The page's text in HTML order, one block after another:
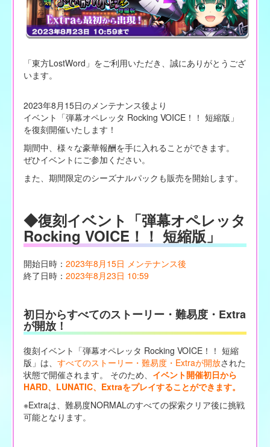
「東方LostWord」をご利用いただき、誠にありがとうござ
います。
2023年8月15日のメンテナンス後より
イベント「弾幕オペレッタ Rocking VOICE！！ 短縮版」
を復刻開催いたします！
期間中、様々な豪華報酬を手に入れることができます。
ぜひイベントにご参加ください。
また、期間限定のシーズナルパックも販売を開始します。
◆復刻イベント「弾幕オペレッタ
Rocking VOICE！！ 短縮版」
開始日時： 2023年8月15日 メンテナンス後
終了日時： 2023年8月23日 10:59
初日からすべてのストーリー・難易度・Extra
が開放！
復刻イベント「弾幕オペレッタ Rocking VOICE！！ 短縮
版」は、 すべてのストーリー・難易度・Extraが開放された
状態で開催されます。 そのため、 イベント開催初日から
HARD、LUNATIC、Extraをプレイすることができます。
※Extraは、難易度NORMALのすべての探索クリア後に挑戦
可能となります。